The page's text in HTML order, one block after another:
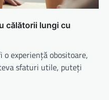
călătorii lungi cu
experiență obositoare,
sfaturi utile, puteți